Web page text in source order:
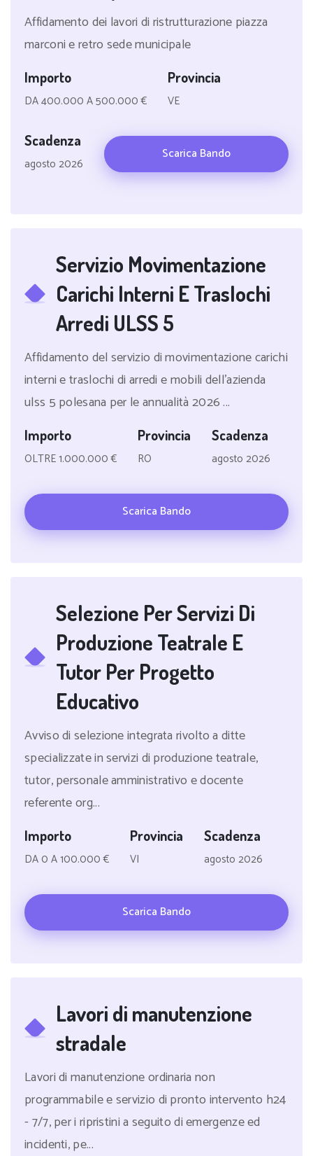
Affidamento dei lavori di ristrutturazione piazza
marconi e retro sede municipale
Importo
DA 400.000 A 500.000 €
Provincia
VE
Scadenza
agosto 2026
Scarica Bando
Servizio Movimentazione
Carichi Interni E Traslochi
Arredi ULSS 5
Affidamento del servizio di movimentazione carichi
interni e traslochi di arredi e mobili dell'azienda
ulss 5 polesana per le annualità 2026 ...
Importo
OLTRE 1.000.000 €
Provincia
RO
Scadenza
agosto 2026
Scarica Bando
Selezione Per Servizi Di
Produzione Teatrale E
Tutor Per Progetto
Educativo
Avviso di selezione integrata rivolto a ditte
specializzate in servizi di produzione teatrale,
tutor, personale amministrativo e docente
referente org...
Importo
DA 0 A 100.000 €
Provincia
VI
Scadenza
agosto 2026
Scarica Bando
Lavori di manutenzione
stradale
Lavori di manutenzione ordinaria non
programmabile e servizio di pronto intervento h24
- 7/7, per i ripristini a seguito di emergenze ed
incidenti, pe...